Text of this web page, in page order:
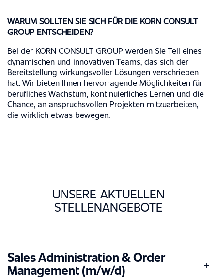
WARUM SOLLTEN SIE SICH FÜR DIE KORN CONSULT
GROUP ENTSCHEIDEN?
Bei der KORN CONSULT GROUP werden Sie Teil eines
dynamischen und innovativen Teams, das sich der
Bereitstellung wirkungsvoller Lösungen verschrieben
hat. Wir bieten Ihnen hervorragende Möglichkeiten für
berufliches Wachstum, kontinuierliches Lernen und die
Chance, an anspruchsvollen Projekten mitzuarbeiten,
die wirklich etwas bewegen.
UNSERE AKTUELLEN
STELLENANGEBOTE
Sales Administration & Order
Management (m/w/d)